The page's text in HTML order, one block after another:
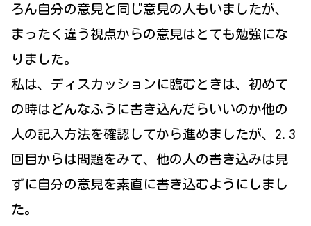
ろん自分の意見と同じ意見の人もいましたが、
まったく違う視点からの意見はとても勉強にな
りました。
私は、ディスカッションに臨むときは、初めて
の時はどんなふうに書き込んだらいいのか他の
人の記入方法を確認してから進めましたが、2.3
回目からは問題をみて、他の人の書き込みは見
ずに自分の意見を素直に書き込むようにしまし
た。